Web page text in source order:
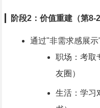
阶段2：价值重建（第8-
通过"非需求感展示
职场：考取
友圈）
生活：学习